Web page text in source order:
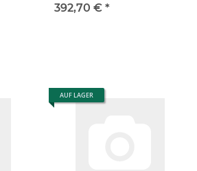
392,70 € *
AUF LAGER